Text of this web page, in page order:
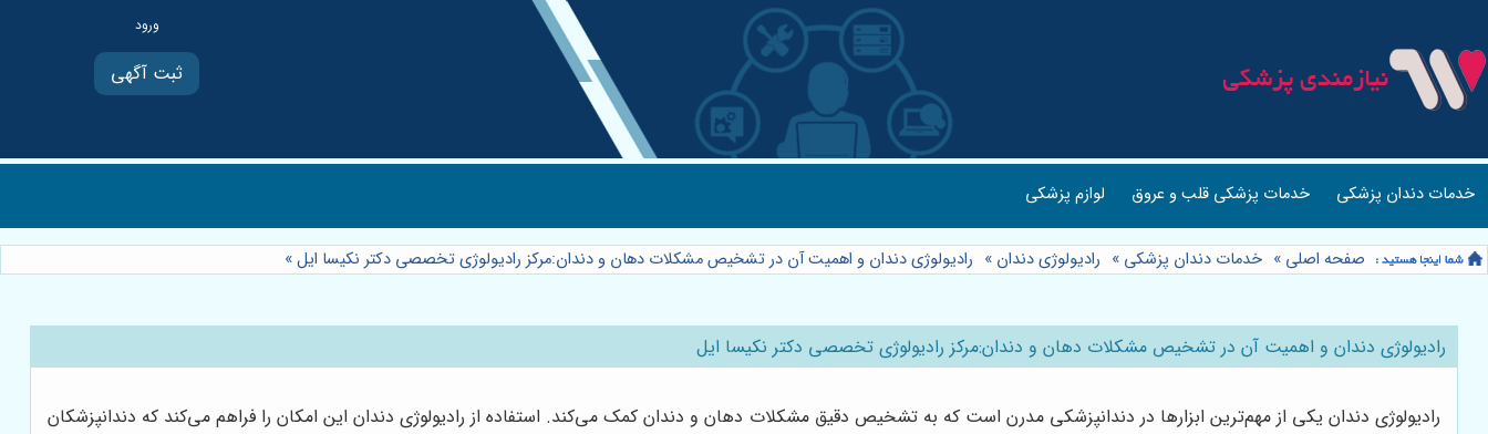
ثبت آگهی
خدمات دندان پزشکی خدمات پزشکی قلب و عروق لوازم پزشکی
صفحه اصلی » خدمات دندان پزشکی » رادیولوژی دندان » رادیولوژی دندان و اهمیت آن در تشخیص مشکلات دهان و دندان:مرکز رادیولوژی تخصصی دکتر نکیسا ایل»
رادیولوژی دندان و اهمیت آن در تشخیص مشکلات دهان و دندان:مرکز رادیولوژی تخصصی دکتر نکیسا ایل
رادیولوژی دندان یکی از مهم‌ترین ابزارها در دندانپزشکی مدرن است که به تشخیص دقیق مشکلات دهان و دندان کمک می‌کند. استفاده از رادیولوژی دندان این امکان را فراهم می‌کند که دندانپزشکان